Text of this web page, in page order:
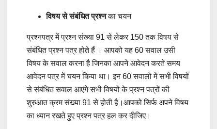
विषय से संबंधित प्रश्नका चयन
प्रश्नपत्र में प्रश्न संख्या 91 से लेकर 150 तक विषय से
संबंधित प्रश्न पत्र होते हैं । आपको यह 60 सवाल उसी
विषय के सवाल करना है जिनका आपने आवेदन करते समय
आवेदन पत्र में चयन किया था। इन 60 सवालों में सभी विषयों
से संबंधित सवाल आएंगे सभी विषयों के प्रश्न पत्रों की
शुरुआत क्रम संख्या 91 से होती है।आपको सिर्फ अपने विषय
का ध्यान रखते हुए प्रश्न पत्र हल कर दीजिए।